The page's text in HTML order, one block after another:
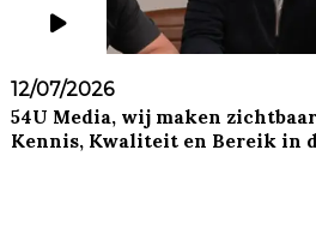
12/07/2026
54U Media, wij maken
Kennis, Kwaliteit en Bereik in